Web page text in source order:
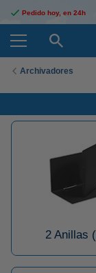
Pedido hoy, en 24h
Archivadores
2 Anillas